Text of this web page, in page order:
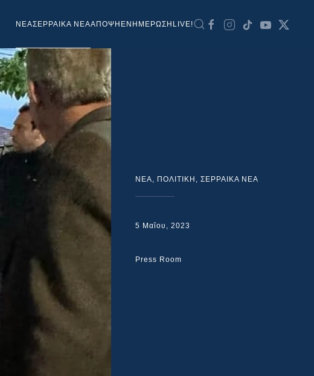
NEAΣΕΡΡΑΙΚΑ ΝΕΑΑΠΟΨΗ ΕΝΗΜΕΡΩΣΗ LIVE!
NEA, ΠΟΛΙΤΙΚΗ , ΣΕΡΡΑΙΚΑ ΝΕΑ
5 Μαΐου, 2023
Press Room